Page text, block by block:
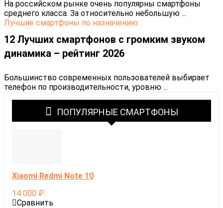
На российском рынке очень популярны смартфоны
среднего класса. За относительно небольшую ...
Лучшие смартфоны по назначению
12 Лучших смартфонов с громким звуком
динамика – рейтинг 2026
Большинство современных пользователей выбирает
телефон по производительности, уровню ...
ПОПУЛЯРНЫЕ СМАРТФОНЫ
Xiaomi Redmi Note 10
14 000 ₽
Сравнить